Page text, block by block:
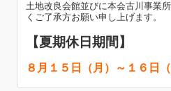
土地改良会館並びに本会古川事業
くご了承方お願い申し上げます。
【夏期休日期間】
８月１５日（月）～１６日（